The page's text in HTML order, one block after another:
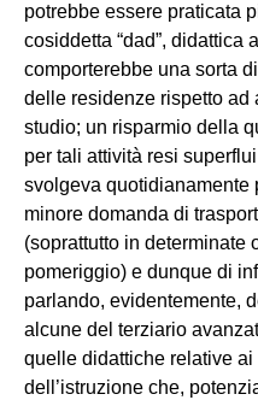
potrebbe essere praticata
cosiddetta “dad”, didattica
comporterebbe una sorta
delle residenze rispetto
studio; un risparmio della
per tali attività resi
svolgeva quotidianamente
minore domanda di
(soprattutto in determinate
pomeriggio) e dunque di
parlando, evidentemente,
alcune del terziario
quelle didattiche relative
dell’istruzione che,